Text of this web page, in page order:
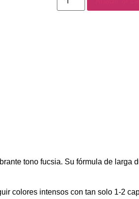
tono fucsia. Su fórmula de larga
colores intensos con tan solo 1-2